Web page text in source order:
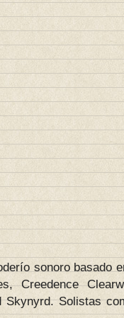
sonoro basado
Creedence
Skynyrd. Solistas